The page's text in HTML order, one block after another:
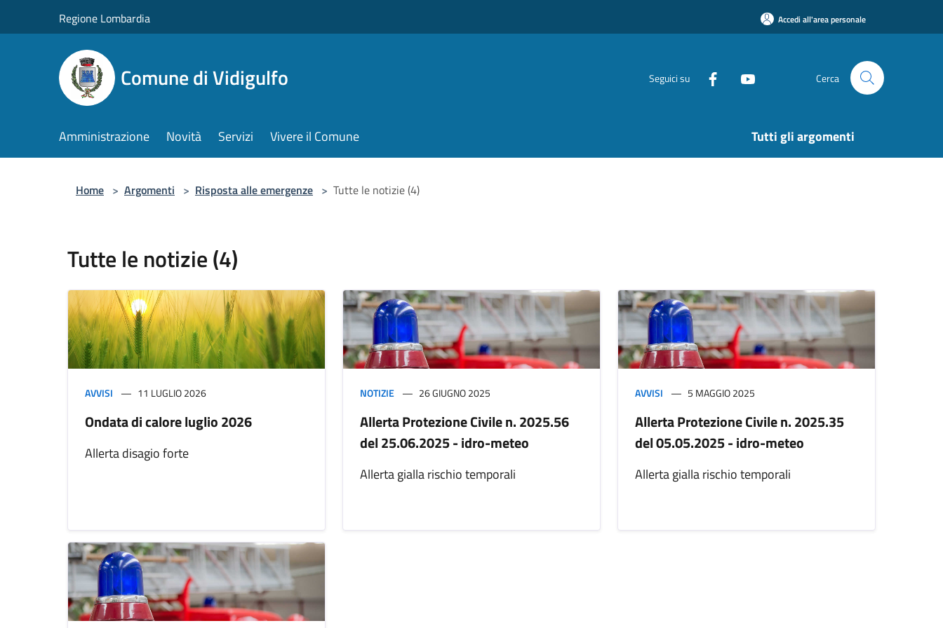
Regione Lombardia Accedi all'area personale
Comune di Vidigulfo Seguici su Cerca
Amministrazione Novità Servizi Vivere il Comune Tutti gli argomenti
Home > Argomenti > Risposta alle emergenze > Tutte le notizie (4)
Tutte le notizie (4)
AVVISI 11 LUGLIO 2026
Ondata di calore luglio 2026
Allerta disagio forte
NOTIZIE 26 GIUGNO 2025
Allerta Protezione Civile n. 2025.56
del 25.06.2025 - idro-meteo
Allerta gialla rischio temporali
AVVISI 5 MAGGIO 2025
Allerta Protezione Civile n. 2025.35
del 05.05.2025 - idro-meteo
Allerta gialla rischio temporali